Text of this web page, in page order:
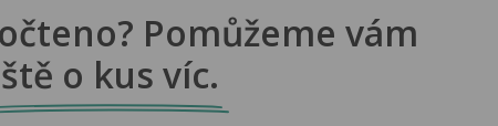
Pomůžeme vám
o kus víc.